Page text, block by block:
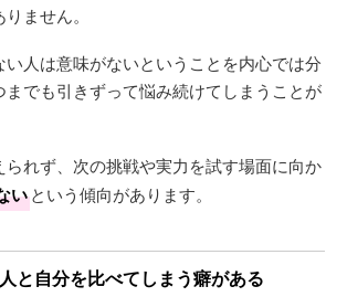
ません。
い人は意味がないということを内心では分
でも引きずって悩み続けてしまうことが
れず、次の挑戦や実力を試す場面に向か
いという傾向があります。
と自分を比べてしまう癖がある